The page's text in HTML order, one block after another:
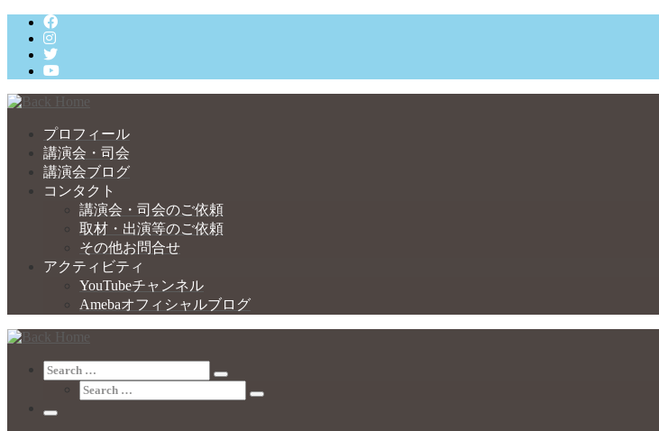
Skip
content
プロフィール
講演会・司会
講演会ブログ
コンタクト
講演会・司会のご依頼
取材・出演等のご依頼
その他お問合せ
アクティビティ
YouTubeチャンネル
Amebaオフィシャルブログ
Search
Search
Search
Search
Menu